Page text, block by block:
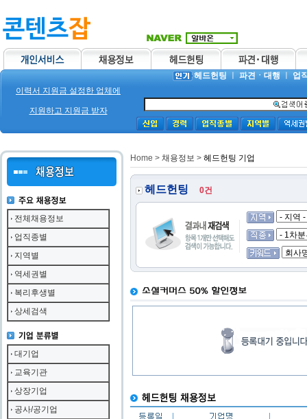
이력서 지원금 설정한 업체에
지원하고 지원금 받자
헤드헌팅 파견ㆍ대행 업
전체채용정보
업직종별
지역별
역세권별
복리후생별
상세검색
대기업
교육기관
상장기업
공사/공기업
Home > 채용정보 > 헤드헌팅 기업
헤드헌팅 0건